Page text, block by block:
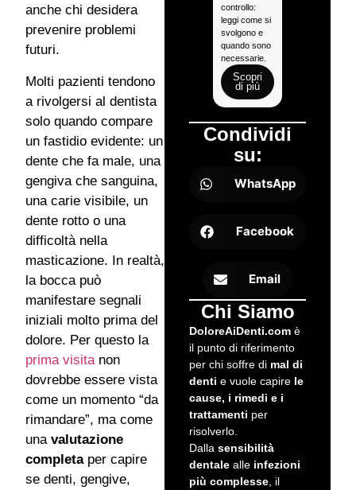
anche chi desidera
prevenire problemi
futuri.
Molti pazienti tendono
a rivolgersi al dentista
solo quando compare
un fastidio evidente: un
dente che fa male, una
gengiva che sanguina,
una carie visibile, un
dente rotto o una
difficoltà nella
masticazione. In realtà,
la bocca può
manifestare segnali
iniziali molto prima del
dolore. Per questo la
prima visita non
dovrebbe essere vista
come un momento “da
rimandare”, ma come
una valutazione
completaper capire
se denti, gengive,
controllo:
leggi come si
svolgono e
quando sono
necessarie.
Scopri
di più
Condividi
su:
WhatsApp
Facebook
Email
Chi Siamo
DoloreAiDenti.com è
il punto di riferimento
per chi soffre di mal di
denti e vuole capire le
cause, i rimedi e i
trattamenti per
risolverlo.
Dallasensibilità
dentale alle infezioni
più complesse , il